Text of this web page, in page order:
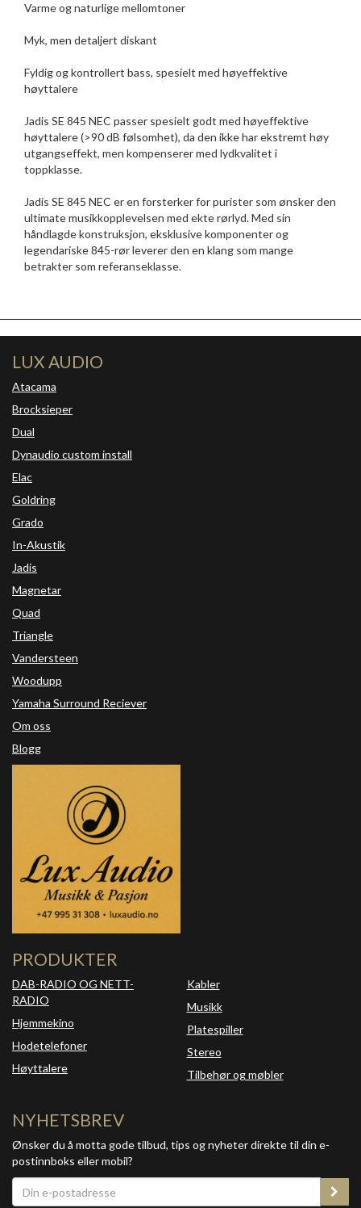
Varme og naturlige mellomtoner
Myk, men detaljert diskant
Fyldig og kontrollert bass, spesielt med høyeffektive
høyttalere
Jadis SE 845 NEC passer spesielt godt med høyeffektive
høyttalere (>90 dB følsomhet), da den ikke har ekstremt høy
utgangseffekt, men kompenserer med lydkvalitet i
toppklasse.
Jadis SE 845 NEC er en forsterker for purister som ønsker den
ultimate musikkopplevelsen med ekte rørlyd. Med sin
håndlagde konstruksjon, eksklusive komponenter og
legendariske 845-rør leverer den en klang som mange
betrakter som referanseklasse.
LUX AUDIO
Atacama
Brocksieper
Dual
Dynaudio custom install
Elac
Goldring
Grado
In-Akustik
Jadis
Magnetar
Quad
Triangle
Vandersteen
Woodupp
Yamaha Surround Reciever
Om oss
Blogg
PRODUKTER
DAB-RADIO OG NETT-
RADIO
Hjemmekino
Hodetelefoner
Høyttalere
Kabler
Musikk
Platespiller
Stereo
Tilbehør og møbler
NYHETSBREV
Ønsker du å motta gode tilbud, tips og nyheter direkte til din e-
postinnboks eller mobil?